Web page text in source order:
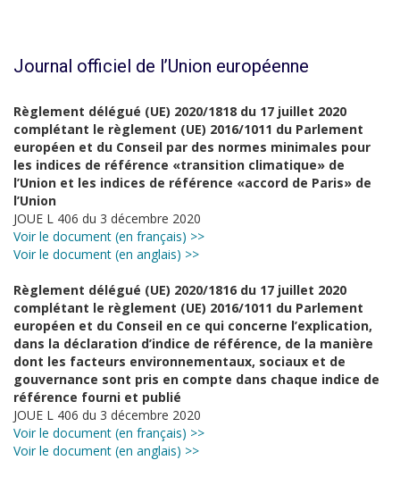
Journal officiel de l’Union européenne
Règlement délégué (UE) 2020/1818 du 17 juillet 2020
complétant le règlement (UE) 2016/1011 du Parlement
européen et du Conseil par des normes minimales pour
les indices de référence «transition climatique» de
l’Union et les indices de référence «accord de Paris» de
l’Union
JOUE L 406 du 3 décembre 2020
Voir le document (en français) >>
Voir le document (en anglais) >>
Règlement délégué (UE) 2020/1816 du 17 juillet 2020
complétant le règlement (UE) 2016/1011 du Parlement
européen et du Conseil en ce qui concerne l’explication,
dans la déclaration d’indice de référence, de la manière
dont les facteurs environnementaux, sociaux et de
gouvernance sont pris en compte dans chaque indice de
référence fourni et publié
JOUE L 406 du 3 décembre 2020
Voir le document (en français) >>
Voir le document (en anglais) >>